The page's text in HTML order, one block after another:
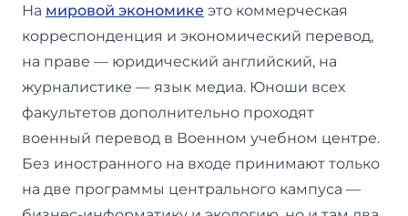
На мировой экономике это коммерческая
корреспонденция и экономический перевод,
на праве — юридический английский, на
журналистике — язык медиа. Юноши всех
факультетов дополнительно проходят
военный перевод в Военном учебном центре.
Без иностранного на входе принимают только
на две программы центрального кампуса —